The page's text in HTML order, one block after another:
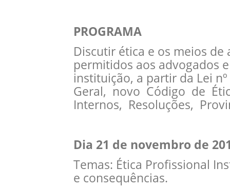
PROGRAMA
Discutir ética e os meios
permitidos aos advogados
instituição, a partir da Lei
Geral, novo Código de
Internos, Resoluções,
Dia 21 de novembro de
Temas: Ética Profissional
e consequências.